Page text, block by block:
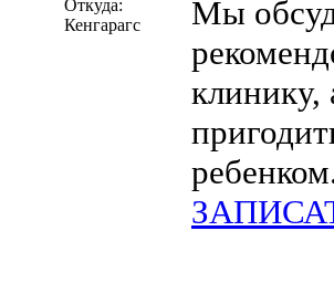
Откуда:
Кенгарагс
Мы
клинику,